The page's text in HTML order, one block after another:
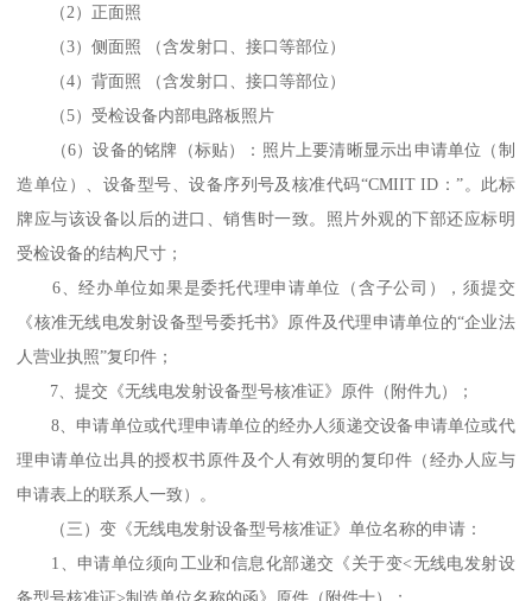
（2）正面照
（3）侧面照 （含发射口、接口等部位）
（4）背面照 （含发射口、接口等部位）
（5）受检设备内部电路板照片
（6）设备的铭牌（标贴）：照片上要清晰显示出申请单位（制
造单位）、设备型号、设备序列号及核准代码“CMIIT ID：”。此标
牌应与该设备以后的进口、销售时一致。照片外观的下部还应标明
受检设备的结构尺寸；
6、经办单位如果是委托代理申请单位（含子公司），须提交
《核准无线电发射设备型号委托书》原件及代理申请单位的“企业法
人营业执照”复印件；
7、提交《无线电发射设备型号核准证》原件（附件九）；
8、申请单位或代理申请单位的经办人须递交设备申请单位或代
理申请单位出具的授权书原件及个人有效明的复印件（经办人应与
申请表上的联系人一致）。
（三）变《无线电发射设备型号核准证》单位名称的申请：
1、申请单位须向工业和信息化部递交《关于变<无线电发射设
备型号核准证>制造单位名称的函》原件（附件十）；